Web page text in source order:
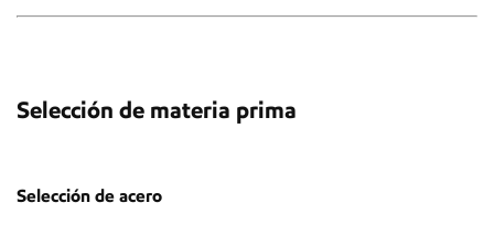
Selección de materia prima
Selección de acero